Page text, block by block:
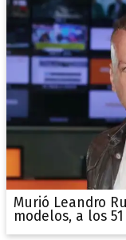
Murió Leandro
modelos, a los